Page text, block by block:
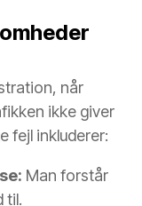
når
ikke giver
fejl inkluderer:
Man forstår
til.